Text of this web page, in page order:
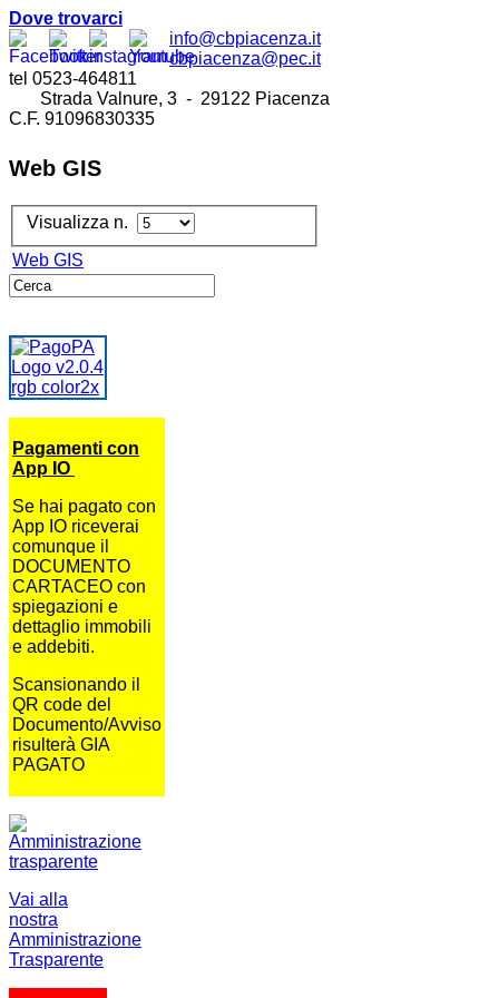
Dove trovarci
info@cbpiacenza.it
cbpiacenza@pec.it
tel 0523-464811
Strada Valnure, 3 - 29122 Piacenza
C.F. 91096830335
Web GIS
Visualizza n.
Web GIS
Pagamenti con
App IO
Se hai pagato con
App IO riceverai
comunque il
DOCUMENTO
CARTACEO con
spiegazioni e
dettaglio immobili
e addebiti.
Scansionando il
QR code del
Documento/Avviso
risulterà GIA
PAGATO
Vai alla
nostra
Amministrazione
Trasparente